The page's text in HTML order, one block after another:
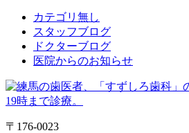
カテゴリ無し
スタッフブログ
ドクターブログ
医院からのお知らせ
〒176-0023